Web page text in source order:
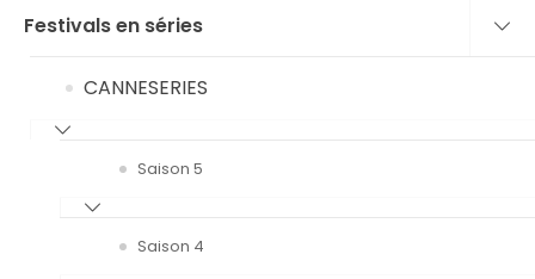
Festivals en séries
CANNESERIES
Saison 5
Saison 4